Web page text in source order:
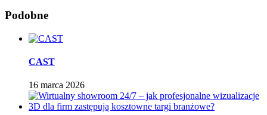
Podobne
CAST
16 marca 2026